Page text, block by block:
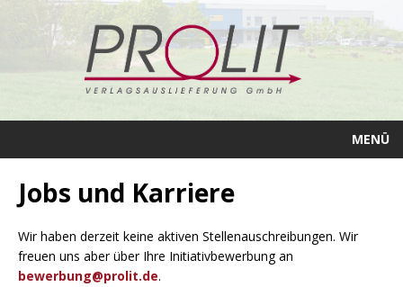
MENÜ
Jobs und Karriere
Wir haben derzeit keine aktiven Stellenauschreibungen. Wir
freuen uns aber über Ihre Initiativbewerbung an
bewerbung@prolit.de.